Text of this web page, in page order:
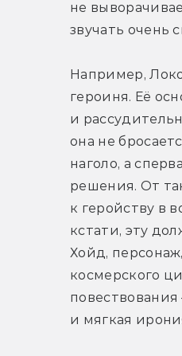
не
звучать очень
Например,
героиня. Её
и
она не
наголо, а
решения. От
к геройству в
кстати, эту
Хойд,
космерского
и мягкая